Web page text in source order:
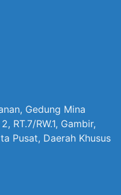
Gedung Mina
RT.7/RW.1, Gambir,
Pusat, Daerah Khusus